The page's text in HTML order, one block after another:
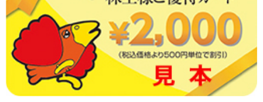
買取 金・プラチナ
外貨両替
【販売】新幹線
【販売】JR・名鉄・近鉄